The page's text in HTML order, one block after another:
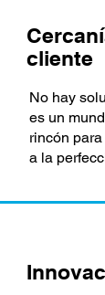
cliente
No hay
es un
rincón
a la